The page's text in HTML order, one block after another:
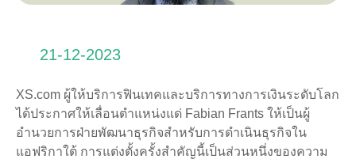
21-12-2023
XS.com ผู้ให้บริการฟินเทคและบริการทางการเงินระดับโลก
ได้ประกาศให้เลื่อนตำแหน่งแด่ Fabian Frants ให้เป็นผู้
อำนวยการฝ่ายพัฒนาธุรกิจสำหรับการดำเนินธุรกิจใน
แอฟริกาใต้ การแต่งตั้งครั้งสำคัญนี้เป็นส่วนหนึ่งของความ